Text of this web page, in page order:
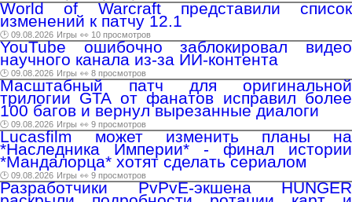
World of Warcraft представили список
изменений к патчу 12.1
🕑 09.08.2026 Игры 👀 10 просмотров
YouTube ошибочно заблокировал видео
научного канала из-за ИИ-контента
🕑 09.08.2026 Игры 👀 8 просмотров
Масштабный патч для оригинальной
трилогии GTA от фанатов исправил более
100 багов и вернул вырезанные диалоги
🕑 09.08.2026 Игры 👀 9 просмотров
Lucasfilm может изменить планы на
*Наследника Империи* - финал истории
*Мандалорца* хотят сделать сериалом
🕑 09.08.2026 Игры 👀 9 просмотров
Разработчики PvPvE-экшена HUNGER